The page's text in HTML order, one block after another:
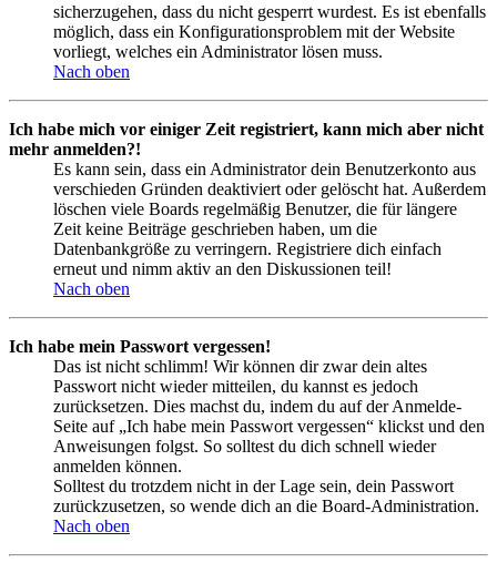
sicherzugehen, dass du nicht gesperrt wurdest. Es ist ebenfalls
möglich, dass ein Konfigurationsproblem mit der Website
vorliegt, welches ein Administrator lösen muss.
Nach oben
Ich habe mich vor einiger Zeit registriert, kann mich aber nicht
mehr anmelden?!
Es kann sein, dass ein Administrator dein Benutzerkonto aus
verschieden Gründen deaktiviert oder gelöscht hat. Außerdem
löschen viele Boards regelmäßig Benutzer, die für längere
Zeit keine Beiträge geschrieben haben, um die
Datenbankgröße zu verringern. Registriere dich einfach
erneut und nimm aktiv an den Diskussionen teil!
Nach oben
Ich habe mein Passwort vergessen!
Das ist nicht schlimm! Wir können dir zwar dein altes
Passwort nicht wieder mitteilen, du kannst es jedoch
zurücksetzen. Dies machst du, indem du auf der Anmelde-
Seite auf „Ich habe mein Passwort vergessen“ klickst und den
Anweisungen folgst. So solltest du dich schnell wieder
anmelden können.
Solltest du trotzdem nicht in der Lage sein, dein Passwort
zurückzusetzen, so wende dich an die Board-Administration.
Nach oben